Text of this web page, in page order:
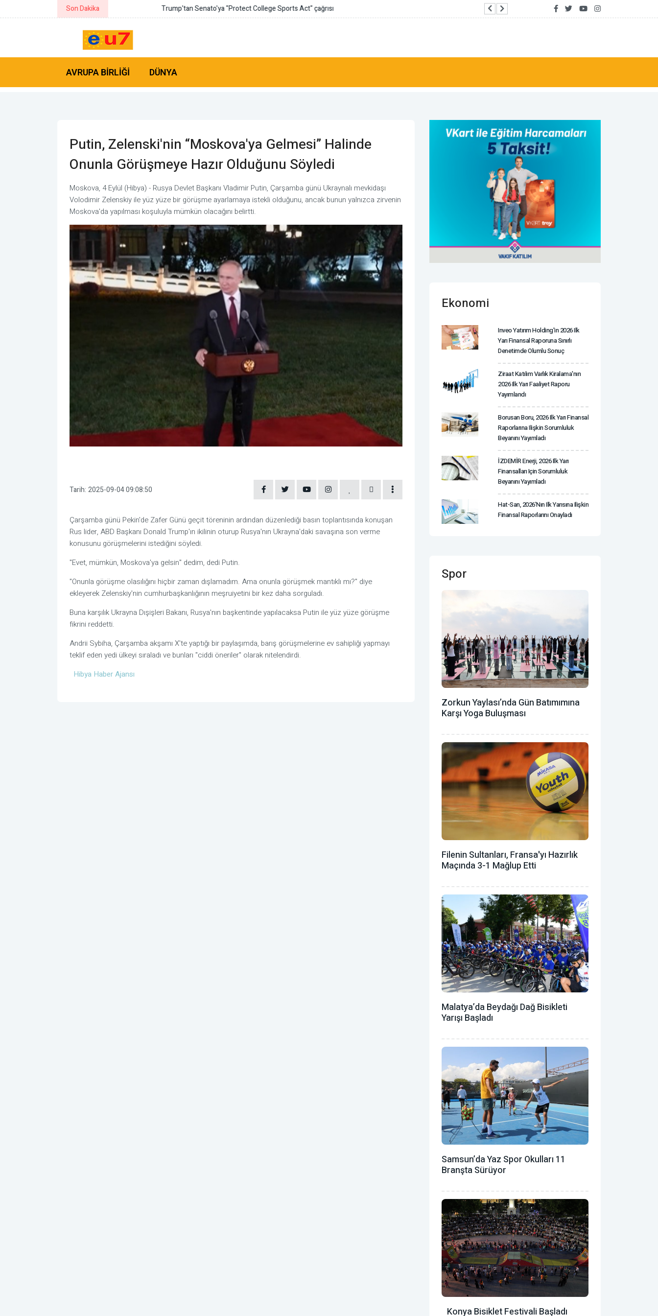
Son Dakika Trump'tan Senato'ya "Protect College Sports Act" çağrısı Trump'tan yansıma havuzu iddiası: Bu bir
AVRUPA BIRLIĞI DÜNYA
Putin, Zelenski'nin “Moskova'ya Gelmesi” Halinde
Onunla Görüşmeye Hazır Olduğunu Söyledi
Moskova, 4 Eylül (Hibya) - Rusya Devlet Başkanı Vladimir Putin, Çarşamba günü Ukraynalı mevkidaşı
Volodimir Zelenskiy ile yüz yüze bir görüşme ayarlamaya istekli olduğunu, ancak bunun yalnızca zirvenin
Moskova'da yapılması koşuluyla mümkün olacağını belirtti.
Tarih: 2025-09-04 09:08:50
Çarşamba günü Pekin'de Zafer Günü geçit töreninin ardından düzenlediği basın toplantısında konuşan
Rus lider, ABD Başkanı Donald Trump'ın ikilinin oturup Rusya'nın Ukrayna'daki savaşına son verme
konusunu görüşmelerini istediğini söyledi.
"Evet, mümkün, Moskova'ya gelsin" dedim, dedi Putin.
"Onunla görüşme olasılığını hiçbir zaman dışlamadım. Ama onunla görüşmek mantıklı mı?" diye
ekleyerek Zelenskiy'nin cumhurbaşkanlığının meşruiyetini bir kez daha sorguladı.
Buna karşılık Ukrayna Dışişleri Bakanı, Rusya'nın başkentinde yapılacaksa Putin ile yüz yüze görüşme
fikrini reddetti.
Andrii Sybiha, Çarşamba akşamı X'te yaptığı bir paylaşımda, barış görüşmelerine ev sahipliği yapmayı
teklif eden yedi ülkeyi sıraladı ve bunları "ciddi öneriler" olarak nitelendirdi.
Hibya Haber Ajansı
Ekonomi
Inveo Yatırım Holding'in 2026 Ilk
Yarı Finansal Raporuna Sınırlı
Denetimde Olumlu Sonuç
Ziraat Katılım Varlık Kiralama'nın
2026 Ilk Yarı Faaliyet Raporu
Yayımlandı
Borusan Boru, 2026 Ilk Yarı Finansal
Raporlarına Ilişkin Sorumluluk
Beyanını Yayımladı
İZDEMİR Enerji, 2026 Ilk Yarı
Finansalları Için Sorumluluk
Beyanını Yayımladı
Hat-San, 2026'nın Ilk Yarısına Ilişkin
Finansal Raporlarını Onayladı
Spor
Zorkun Yaylası’nda Gün Batımımına
Karşı Yoga Buluşması
Filenin Sultanları, Fransa'yı Hazırlık
Maçında 3-1 Mağlup Etti
Malatya’da Beydağı Dağ Bisikleti
Yarışı Başladı
Samsun’da Yaz Spor Okulları 11
Branşta Sürüyor
Konya Bisiklet Festivali Başladı